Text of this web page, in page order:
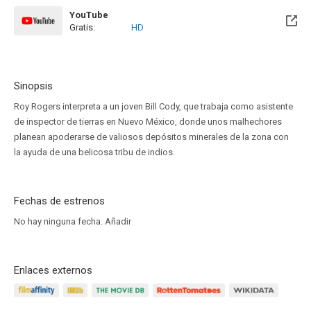
YouTube
Gratis:
HD
Sinopsis
Roy Rogers interpreta a un joven Bill Cody, que trabaja como asistente
de inspector de tierras en Nuevo México, donde unos malhechores
planean apoderarse de valiosos depósitos minerales de la zona con
la ayuda de una belicosa tribu de indios.
Fechas de estrenos
No hay ninguna fecha. Añadir
Enlaces externos